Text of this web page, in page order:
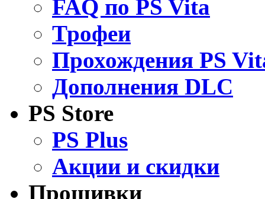
FAQ по PS Vita
Трофеи
Прохождения PS
Дополнения DLC
PS Store
PS Plus
Акции и скидки
Прошивки